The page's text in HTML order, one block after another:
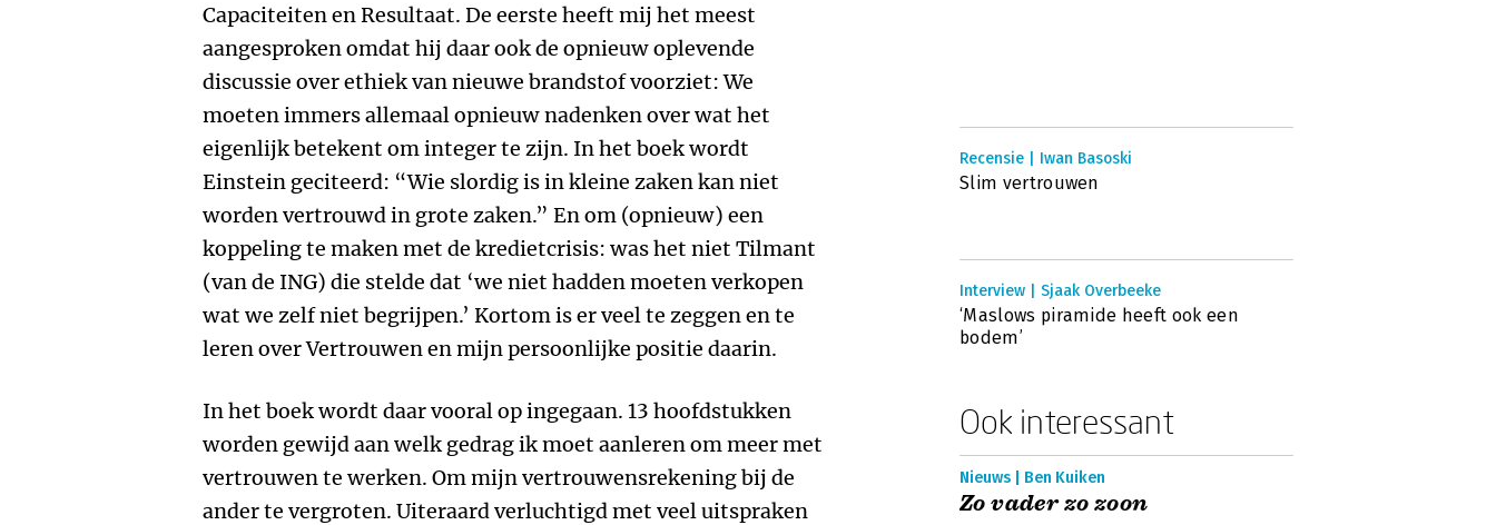
Capaciteiten en Resultaat. De eerste heeft mij het meest
aangesproken omdat hij daar ook de opnieuw oplevende
discussie over ethiek van nieuwe brandstof voorziet: We
moeten immers allemaal opnieuw nadenken over wat het
eigenlijk betekent om integer te zijn. In het boek wordt
Einstein geciteerd: “Wie slordig is in kleine zaken kan niet
worden vertrouwd in grote zaken.” En om (opnieuw) een
koppeling te maken met de kredietcrisis: was het niet Tilmant
(van de ING) die stelde dat ‘we niet hadden moeten verkopen
wat we zelf niet begrijpen.’ Kortom is er veel te zeggen en te
leren over Vertrouwen en mijn persoonlijke positie daarin.
In het boek wordt daar vooral op ingegaan. 13 hoofdstukken
worden gewijd aan welk gedrag ik moet aanleren om meer met
vertrouwen te werken. Om mijn vertrouwensrekening bij de
ander te vergroten. Uiteraard verluchtigd met veel uitspraken
Recensie | Iwan Basoski
Slim vertrouwen
Interview | Sjaak Overbeeke
‘Maslows piramide heeft ook een
bodem’
Ook interessant
Nieuws | Ben Kuiken
Zo vader zo zoon